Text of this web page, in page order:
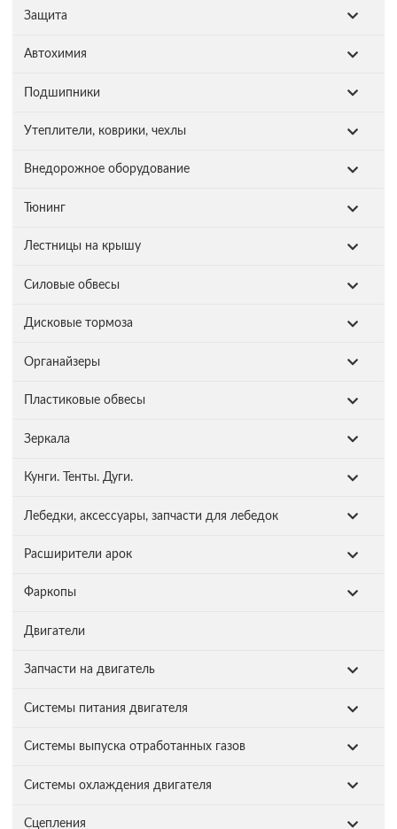
Защита
Автохимия
Подшипники
Утеплители, коврики, чехлы
Внедорожное оборудование
Тюнинг
Лестницы на крышу
Силовые обвесы
Дисковые тормоза
Органайзеры
Пластиковые обвесы
Зеркала
Кунги. Тенты. Дуги.
Лебедки, аксессуары, запчасти для лебедок
Расширители арок
Фаркопы
Двигатели
Запчасти на двигатель
Системы питания двигателя
Системы выпуска отработанных газов
Системы охлаждения двигателя
Сцепления